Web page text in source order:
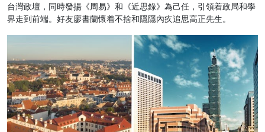
台灣政壇，同時發揚《周易》和《近思錄》為己任，引領着政局和學
界走到前端。好友廖書蘭懷着不捨和隱隱內疚追思高正先生。